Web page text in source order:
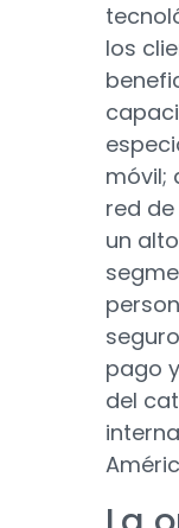
los
móvil;
red
un
pago
del